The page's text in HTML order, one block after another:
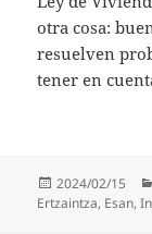
otra cosa:
resuelven
tener en
Publicado
el
2024/02/15
Ertzaintza, Esan,